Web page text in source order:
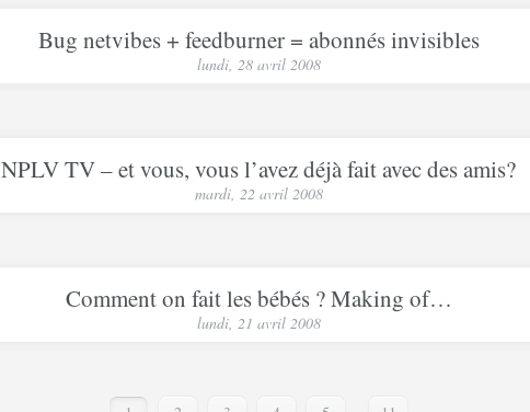
Bug netvibes + feedburner = abonnés invisibles
lundi, 28 avril 2008
NPLV TV – et vous, vous l’avez déjà fait avec des amis?
mardi, 22 avril 2008
Comment on fait les bébés ? Making of…
lundi, 21 avril 2008